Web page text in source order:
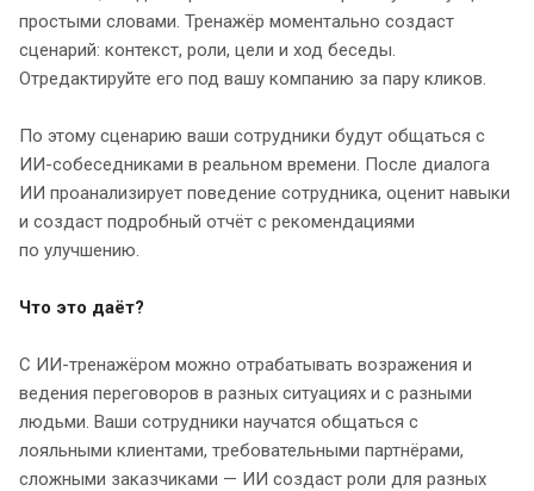
простыми словами. Тренажёр моментально создаст
сценарий: контекст, роли, цели и ход беседы.
Отредактируйте его под вашу компанию за пару кликов.
По этому сценарию ваши сотрудники будут общаться с
ИИ-собеседниками в реальном времени. После диалога
ИИ проанализирует поведение сотрудника, оценит навыки
и создаст подробный отчёт с рекомендациями
по улучшению.
Что это даёт?
С ИИ-тренажёром можно отрабатывать возражения и
ведения переговоров в разных ситуациях и с разными
людьми. Ваши сотрудники научатся общаться с
лояльными клиентами, требовательными партнёрами,
сложными заказчиками — ИИ создаст роли для разных